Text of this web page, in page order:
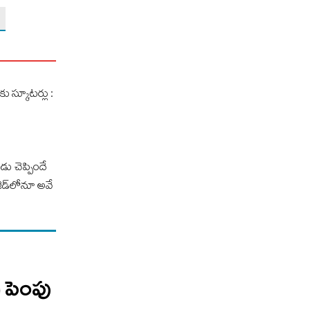
స్కూటర్లు :
చెప్పిందే
అవే
పెంపు